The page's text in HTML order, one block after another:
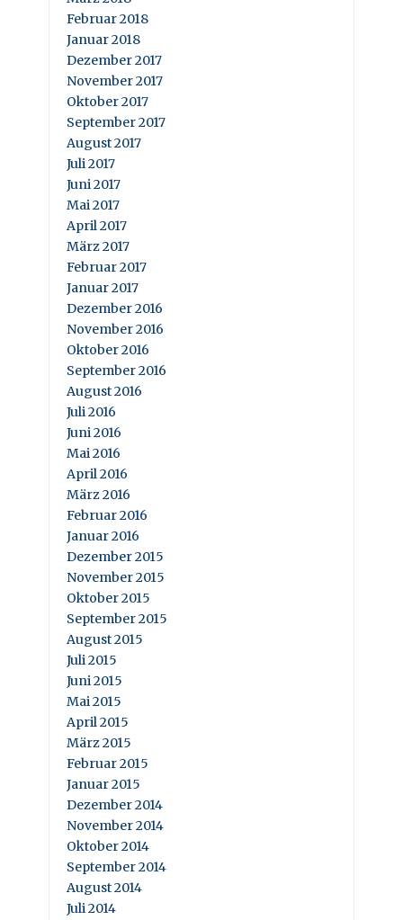
Februar 2018
Januar 2018
Dezember 2017
November 2017
Oktober 2017
September 2017
August 2017
Juli 2017
Juni 2017
Mai 2017
April 2017
März 2017
Februar 2017
Januar 2017
Dezember 2016
November 2016
Oktober 2016
September 2016
August 2016
Juli 2016
Juni 2016
Mai 2016
April 2016
März 2016
Februar 2016
Januar 2016
Dezember 2015
November 2015
Oktober 2015
September 2015
August 2015
Juli 2015
Juni 2015
Mai 2015
April 2015
März 2015
Februar 2015
Januar 2015
Dezember 2014
November 2014
Oktober 2014
September 2014
August 2014
Juli 2014